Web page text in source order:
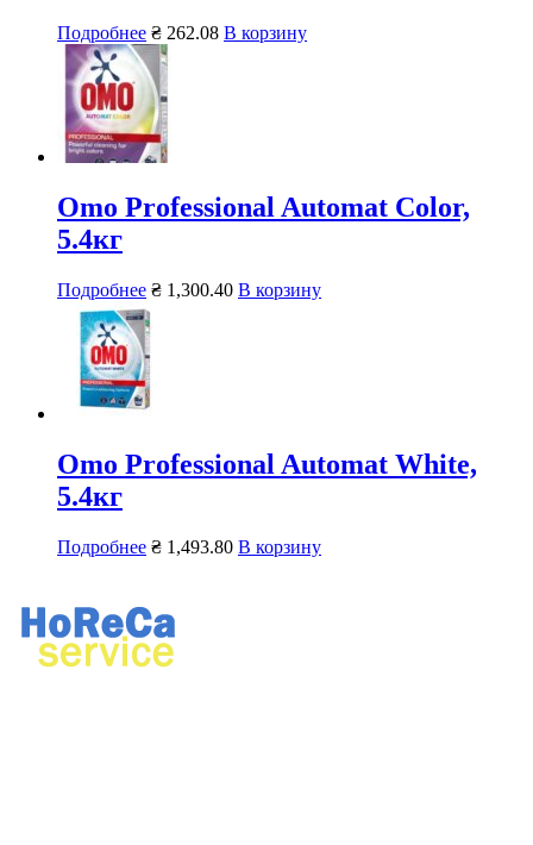
Подробнее ₴ 262.08 В корзину
Omo Professional Automat Color,
5.4кг
Подробнее ₴ 1,300.40 В корзину
Omo Professional Automat White,
5.4кг
Подробнее ₴ 1,493.80 В корзину